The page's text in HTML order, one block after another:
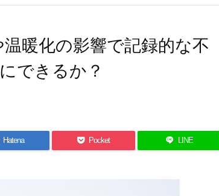
暖化の影響で記録的な不
できるか？
Hatena Pocket LINE